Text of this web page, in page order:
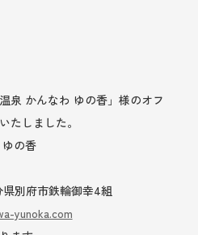
泉 かんなわ ゆの香」様のオフ
たしました。
ゆの香
県別府市鉄輪御幸4組
yunoka.com